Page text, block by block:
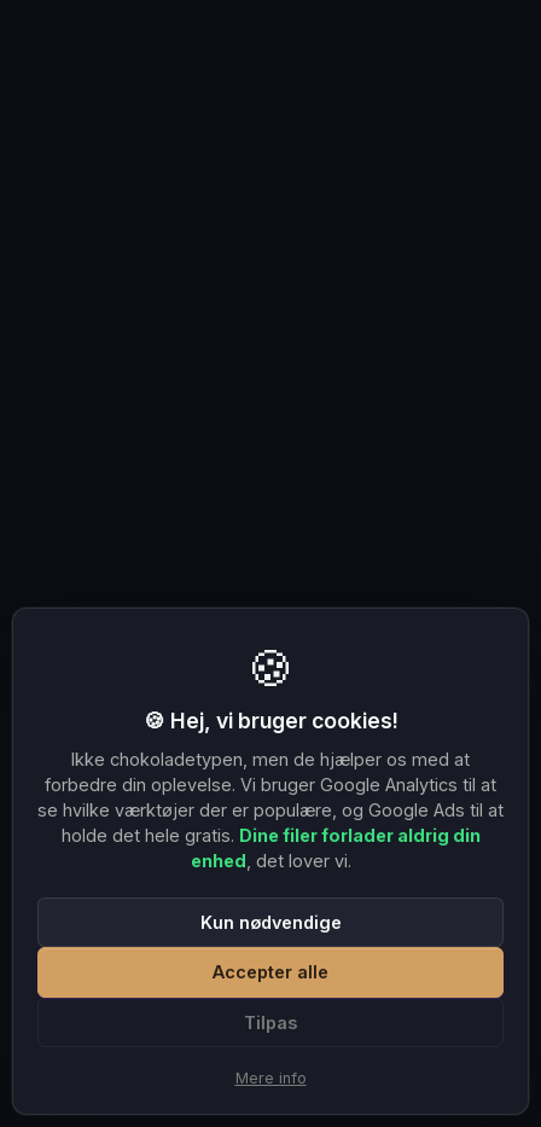
🍪
🍪 Hej, vi bruger cookies!
Ikke chokoladetypen, men de hjælper os med at
forbedre din oplevelse. Vi bruger Google Analytics til at
se hvilke værktøjer der er populære, og Google Ads til at
holde det hele gratis. Dine filer forlader aldrig din
enhed , det lover vi.
Tilpas
Kun nødvendige
Accepter alle
Mere info